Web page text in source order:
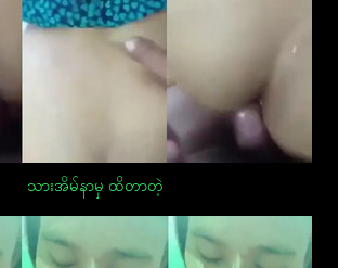
သားအိမ်နာမှ ထိတာတဲ့